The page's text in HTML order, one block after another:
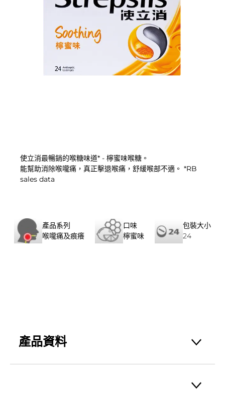
使立消最暢銷的喉糖味道* - 檸蜜味喉糖。
能幫助消除喉嚨痛，真正擊退喉痛，舒緩喉部不適。 *RB
sales data
產品系列
喉嚨痛及痕癢
口味
檸蜜味
包裝大小
24
產品資料
含有抗菌成份Amylmetacresol 0.6mg及